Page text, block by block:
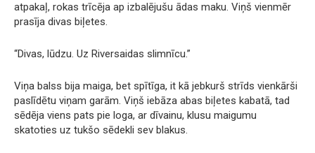
atpakaļ, rokas trīcēja ap izbalējušu ādas maku. Viņš vienmēr
prasīja divas biļetes.
“Divas, lūdzu. Uz Riversaidas slimnīcu.”
Viņa balss bija maiga, bet spītīga, it kā jebkurš strīds vienkārši
paslīdētu viņam garām. Viņš iebāza abas biļetes kabatā, tad
sēdēja viens pats pie loga, ar dīvainu, klusu maigumu
skatoties uz tukšo sēdekli sev blakus.